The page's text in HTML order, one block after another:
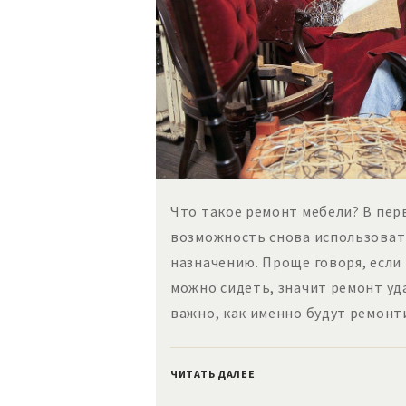
Что такое ремонт мебели? В
возможность снова
назначению. Проще говоря, если
можно сидеть, значит ремонт
важно, как именно будут
ЧИТАТЬ ДАЛЕЕ